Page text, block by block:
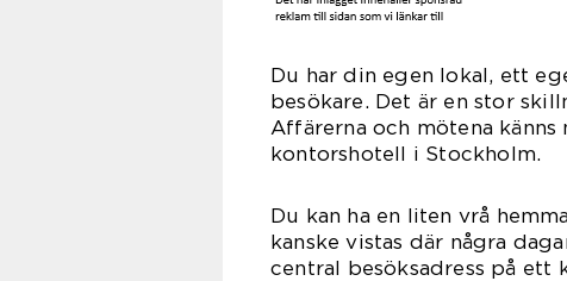
Du har din egen lokal, ett
besökare. Det är en stor
Affärerna och mötena
kontorshotell i Stockholm.
Du kan ha en liten vrå
kanske vistas där några
central besöksadress på ett